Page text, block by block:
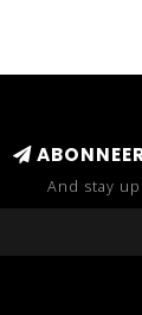
And stay